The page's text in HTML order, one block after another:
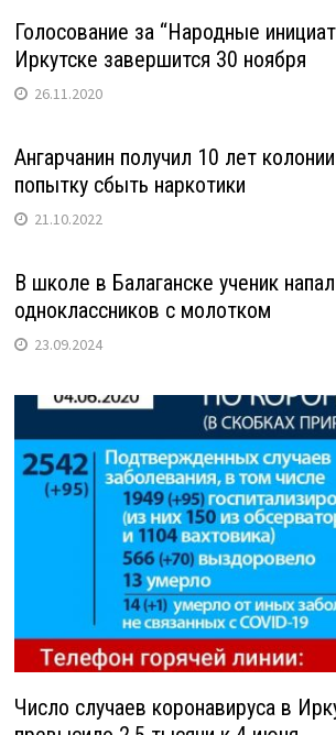
Голосование за “Народные
Иркутске завершится 30 ноября
26.11.2020
Ангарчанин получил 10 лет
попытку сбыть наркотики
21.10.2022
В школе в Балаганске ученик
одноклассников с молотком
23.09.2024
Число случаев коронавируса в